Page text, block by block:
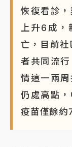
恢復看診
上升6成
亡，目前
者共同流
情這一兩
仍處高點
疫苗僅餘約